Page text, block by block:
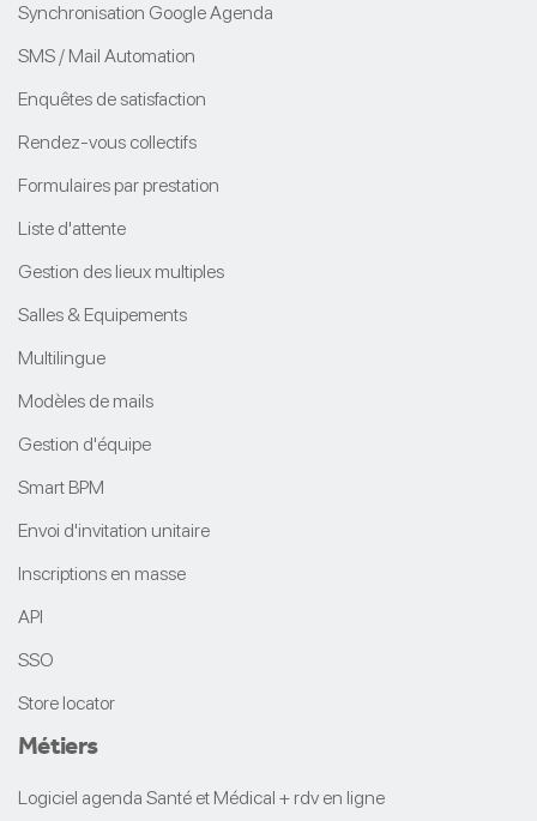
Synchronisation Google Agenda
SMS / Mail Automation
Enquêtes de satisfaction
Rendez-vous collectifs
Formulaires par prestation
Liste d'attente
Gestion des lieux multiples
Salles & Equipements
Multilingue
Modèles de mails
Gestion d'équipe
Smart BPM
Envoi d'invitation unitaire
Inscriptions en masse
API
SSO
Store locator
Métiers
Logiciel agenda Santé et Médical + rdv en ligne